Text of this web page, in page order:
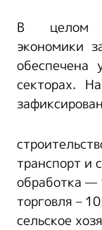
В целом
экономики
обеспечена
секторах.
транспорт и
обработка —
торговля –
сельское